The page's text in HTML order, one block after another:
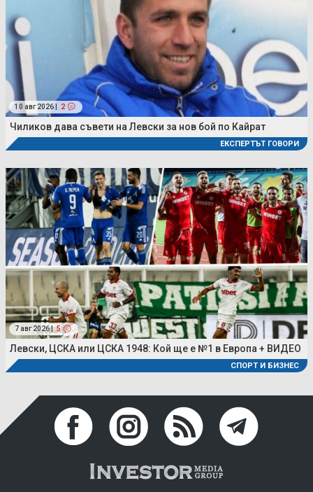
10 авг 2026 | 2
Чиликов дава съвети на Левски за нов бой по Кайрат
ЕКСПЕРТЪТ ГОВОРИ
7 авг 2026 | 5
Левски, ЦСКА или ЦСКА 1948: Кой ще е №1 в Европа + ВИДЕО
СПОРТ И БИЗНЕС